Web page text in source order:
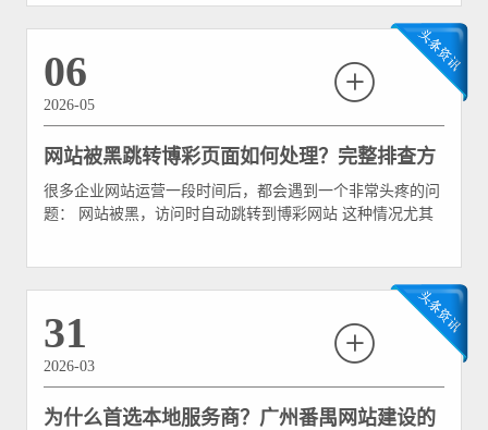
关键一环。本文将深入探讨佛山企业如何将AI与数据分析工
具接入网站，实现从“展示窗口”到“智能业务引擎”的蜕变。
06
2026-05
网站被黑跳转博彩页面如何处理？完整排查方
案（附代码示例）
很多企业网站运营一段时间后，都会遇到一个非常头疼的问
题： 网站被黑，访问时自动跳转到博彩网站 这种情况尤其
共享主机的企业站 用户在电脑端访问可能正常，但在手机
31
2026-03
为什么首选本地服务商？广州番禺网站建设的